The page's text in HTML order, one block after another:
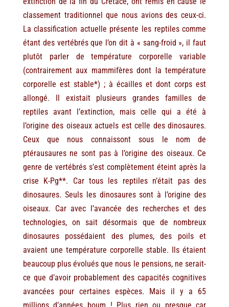
classement traditionnel que nous avions des ceux-ci.
La classification actuelle présente les reptiles comme
étant des vertébrés que l’on dit à « sang-froid », il faut
plutôt parler de température corporelle variable
(contrairement aux mammifères dont la température
corporelle est stable*) ; à écailles et dont corps est
allongé. Il existait plusieurs grandes familles de
reptiles avant l’extinction, mais celle qui a été à
l’origine des oiseaux actuels est celle des dinosaures.
Ceux que nous connaissont sous le nom de
ptérausaures ne sont pas à l’origine des oiseaux. Ce
genre de vertébrés s’est complètement éteint après la
crise K-Pg**. Car tous les reptiles n’était pas des
dinosaures. Seuls les dinosaures sont à l’origine des
oiseaux. Car avec l’avancée des recherches et des
technologies, on sait désormais que de nombreux
dinosaures possédaient des plumes, des poils et
avaient une température corporelle stable. Ils étaient
beaucoup plus évolués que nous le pensions, ne serait-
ce que d’avoir probablement des capacités cognitives
avancées pour certaines espèces. Mais il y a 65